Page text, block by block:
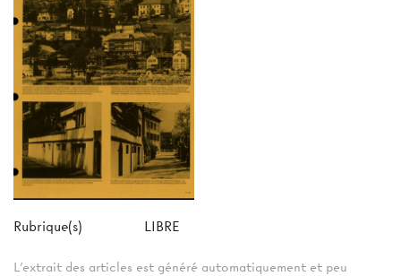
Rubrique(s) LIBRE
L'extrait des articles est généré automatiquement et peu